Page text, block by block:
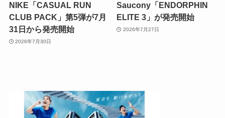
NIKE「CASUAL RUN
CLUB PACK」第5弾が7月
31日から発売開始
2026年7月30日
Saucony「ENDORPHIN
ELITE 3」が発売開始
2026年7月27日